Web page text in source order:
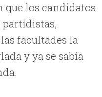
que los candidatos
partidistas,
facultades la
y ya se sabía